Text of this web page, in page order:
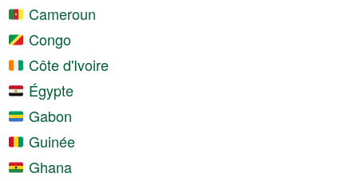
Cameroun
Congo
Côte d'Ivoire
Égypte
Gabon
Guinée
Ghana